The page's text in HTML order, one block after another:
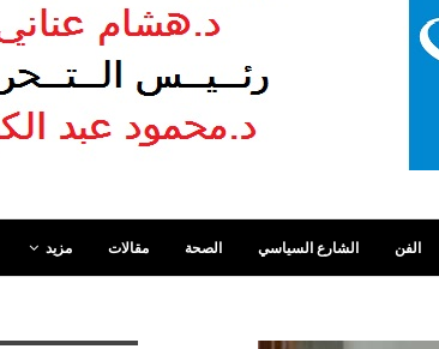
الفن الشارع السياسي الصحة مقالات مزيد